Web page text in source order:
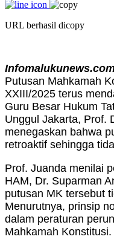
URL berhasil dicopy
Putusan Mahkamah
XXIII/2025 terus
Guru Besar Hukum
Unggul Jakarta, Prof.
menegaskan bahwa
retroaktif sehingga
Prof. Juanda menilai
HAM, Dr. Suparman
putusan MK tersebut
Menurutnya, prinsip
dalam peraturan
Mahkamah Konstitusi.